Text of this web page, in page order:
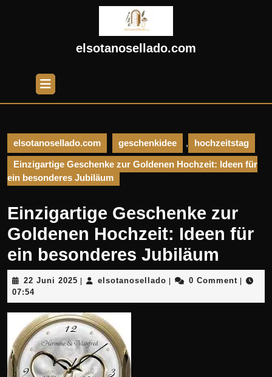
elsotanosellado.com
Open
Button
elsotanosellado.com geschenkidee , hochzeitstag
Einzigartige Geschenke zur Goldenen Hochzeit: Ideen für
ein besonderes Jubiläum
Einzigartige Geschenke zur
Goldenen Hochzeit: Ideen für
ein besonderes Jubiläum
22 Juni 2025 22
2025
| elsotanosellado elsotanosellado
| 0 Comment |
07:54